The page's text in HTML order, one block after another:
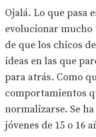
Ojalá. Lo que pasa
evolucionar
de que los chicos
ideas en las que
para atrás. Como
comportamientos
normalizarse. Se
jóvenes de 15 o 16